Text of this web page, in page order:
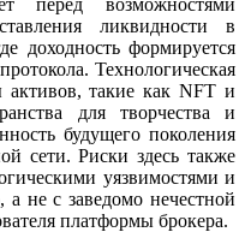
ликвидности в
доходность формируется
Технологическая
активов, такие как NFT и
для творчества и
будущего поколения
сети. Риски здесь также
уязвимостями и
а не с заведомо нечестной
платформы брокера.